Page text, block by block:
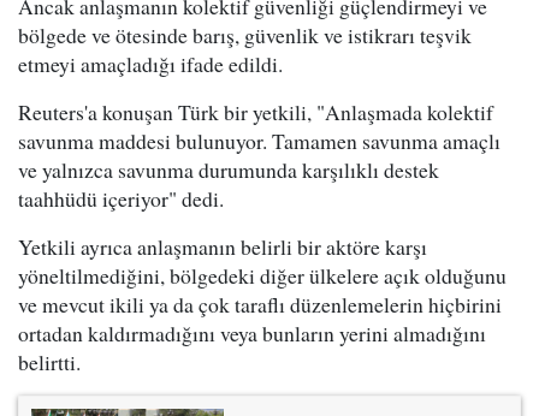
bölgede ve ötesinde barış, güvenlik ve istikrarı teşvik
etmeyi amaçladığı ifade edildi.
Reuters'a konuşan Türk bir yetkili, "Anlaşmada kolektif
savunma maddesi bulunuyor. Tamamen savunma amaçlı
ve yalnızca savunma durumunda karşılıklı destek
taahhüdü içeriyor" dedi.
Yetkili ayrıca anlaşmanın belirli bir aktöre karşı
yöneltilmediğini, bölgedeki diğer ülkelere açık olduğunu
ve mevcut ikili ya da çok taraflı düzenlemelerin hiçbirini
ortadan kaldırmadığını veya bunların yerini almadığını
belirtti.